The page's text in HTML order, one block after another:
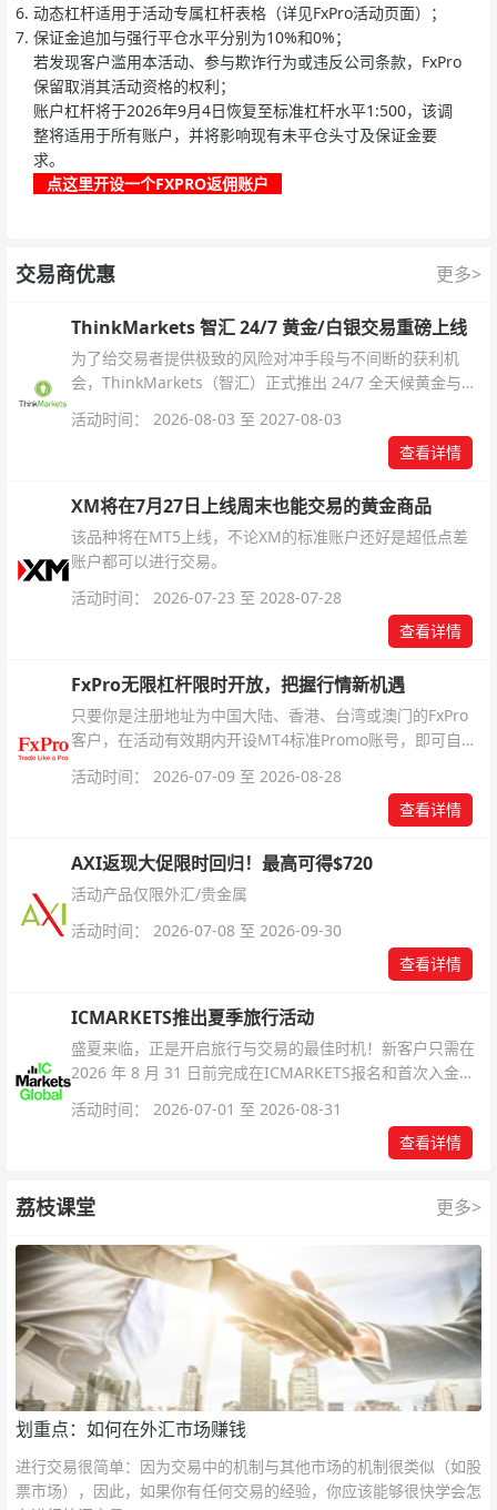
动态杠杆适用于活动专属杠杆表格（详见FxPro活动页面）；
保证金追加与强行平仓水平分别为10%和0%；
若发现客户滥用本活动、参与欺诈行为或违反公司条款，FxPro
保留取消其活动资格的权利；
账户杠杆将于2026年9月4日恢复至标准杠杆水平1:500，该调
整将适用于所有账户，并将影响现有未平仓头寸及保证金要
求。
点这里开设一个FXPRO返佣账户
交易商优惠 更多>
ThinkMarkets 智汇 24/7 黄金/白银交易重磅上线
为了给交易者提供极致的风险对冲手段与不间断的获利机
会，ThinkMarkets（智汇）正式推出 24/7 全天候黄金与白
杆配置、支持软件及交易细则。
活动时间： 2026-08-03 至 2027-08-03
查看详情
XM将在7月27日上线周末也能交易的黄金商品
该品种将在MT5上线，不论XM的标准账户还好是超低点差
账户都可以进行交易。
活动时间： 2026-07-23 至 2028-07-28
查看详情
FxPro无限杠杆限时开放，把握行情新机遇
只要你是注册地址为中国大陆、香港、台湾或澳门的FxPro
客户，在活动有效期内开设MT4标准Promo账号，即可自动
活动时间： 2026-07-09 至 2026-08-28
查看详情
AXI返现大促限时回归！最高可得$720
活动产品仅限外汇/贵金属
活动时间： 2026-07-08 至 2026-09-30
查看详情
ICMARKETS推出夏季旅行活动
盛夏来临，正是开启旅行与交易的最佳时机！新客户只需在
2026 年 8 月 31 日前完成在ICMARKETS报名和首次入金即
活动时间： 2026-07-01 至 2026-08-31
查看详情
荔枝课堂 更多>
划重点：如何在外汇市场赚钱
进行交易很简单：因为交易中的机制与其他市场的机制很类似（如股
票市场），因此，如果你有任何交易的经验，你应该能够很快学会怎